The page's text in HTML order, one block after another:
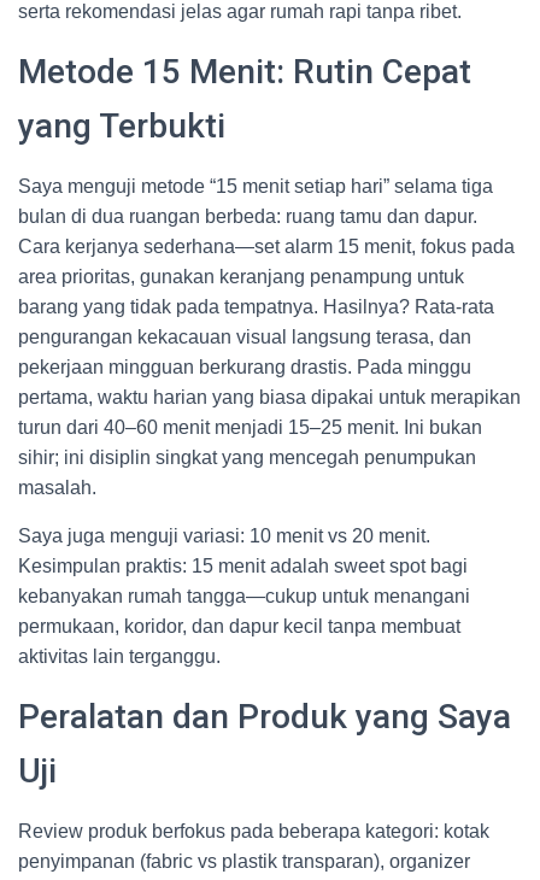
serta rekomendasi jelas agar rumah rapi tanpa ribet.
Metode 15 Menit: Rutin Cepat
yang Terbukti
Saya menguji metode “15 menit setiap hari” selama tiga
bulan di dua ruangan berbeda: ruang tamu dan dapur.
Cara kerjanya sederhana—set alarm 15 menit, fokus pada
area prioritas, gunakan keranjang penampung untuk
barang yang tidak pada tempatnya. Hasilnya? Rata-rata
pengurangan kekacauan visual langsung terasa, dan
pekerjaan mingguan berkurang drastis. Pada minggu
pertama, waktu harian yang biasa dipakai untuk merapikan
turun dari 40–60 menit menjadi 15–25 menit. Ini bukan
sihir; ini disiplin singkat yang mencegah penumpukan
masalah.
Saya juga menguji variasi: 10 menit vs 20 menit.
Kesimpulan praktis: 15 menit adalah sweet spot bagi
kebanyakan rumah tangga—cukup untuk menangani
permukaan, koridor, dan dapur kecil tanpa membuat
aktivitas lain terganggu.
Peralatan dan Produk yang Saya
Uji
Review produk berfokus pada beberapa kategori: kotak
penyimpanan (fabric vs plastik transparan), organizer